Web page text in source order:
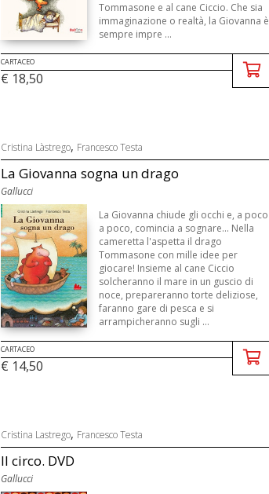
Tommasone e al cane Ciccio. Che sia
immaginazione o realtà, la Giovanna è
sempre impre ...
CARTACEO
€ 18,50
Cristina Làstrego, Francesco Testa
La Giovanna sogna un drago
Gallucci
La Giovanna chiude gli occhi e, a poco
a poco, comincia a sognare... Nella
cameretta l'aspetta il drago
Tommasone con mille idee per
giocare! Insieme al cane Ciccio
solcheranno il mare in un guscio di
noce, prepareranno torte deliziose,
faranno gare di pesca e si
arrampicheranno sugli ...
CARTACEO
€ 14,50
Cristina Lastrego, Francesco Testa
Il circo. DVD
Gallucci